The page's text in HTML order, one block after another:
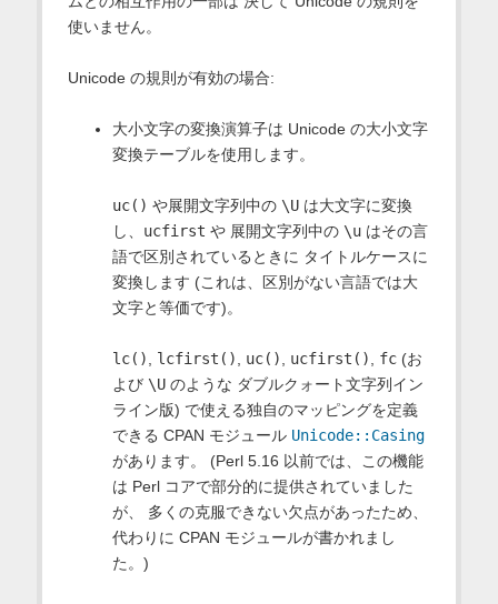
使いません。
Unicode の規則が有効の場合:
大小文字の変換演算子は Unicode の大小文字
変換テーブルを使用します。
uc() や展開文字列中の \Uは大文字に変換
し、 ucfirst や 展開文字列中の \uはその言
語で区別されているときに タイトルケースに
変換します (これは、区別がない言語では大
文字と等価です)。
lc() lcfirst() uc() ucfirst() fc(お
よび \Uのような ダブルクォート文字列イン
ライン版) で使える独自のマッピングを定義
できる CPAN モジュール Unicode::Casing
があります。 (Perl 5.16 以前では、この機能
は Perl コアで部分的に提供されていました
が、 多くの克服できない欠点があったため、
代わりに CPAN モジュールが書かれまし
た。)